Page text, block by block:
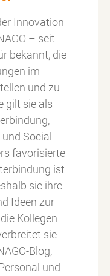
Innovation
– seit
bekannt, die
im
und zu
gilt sie als
Social
favorisierte
ist
sie ihre
Ideen zur
Kollegen
sie
Blog,
und